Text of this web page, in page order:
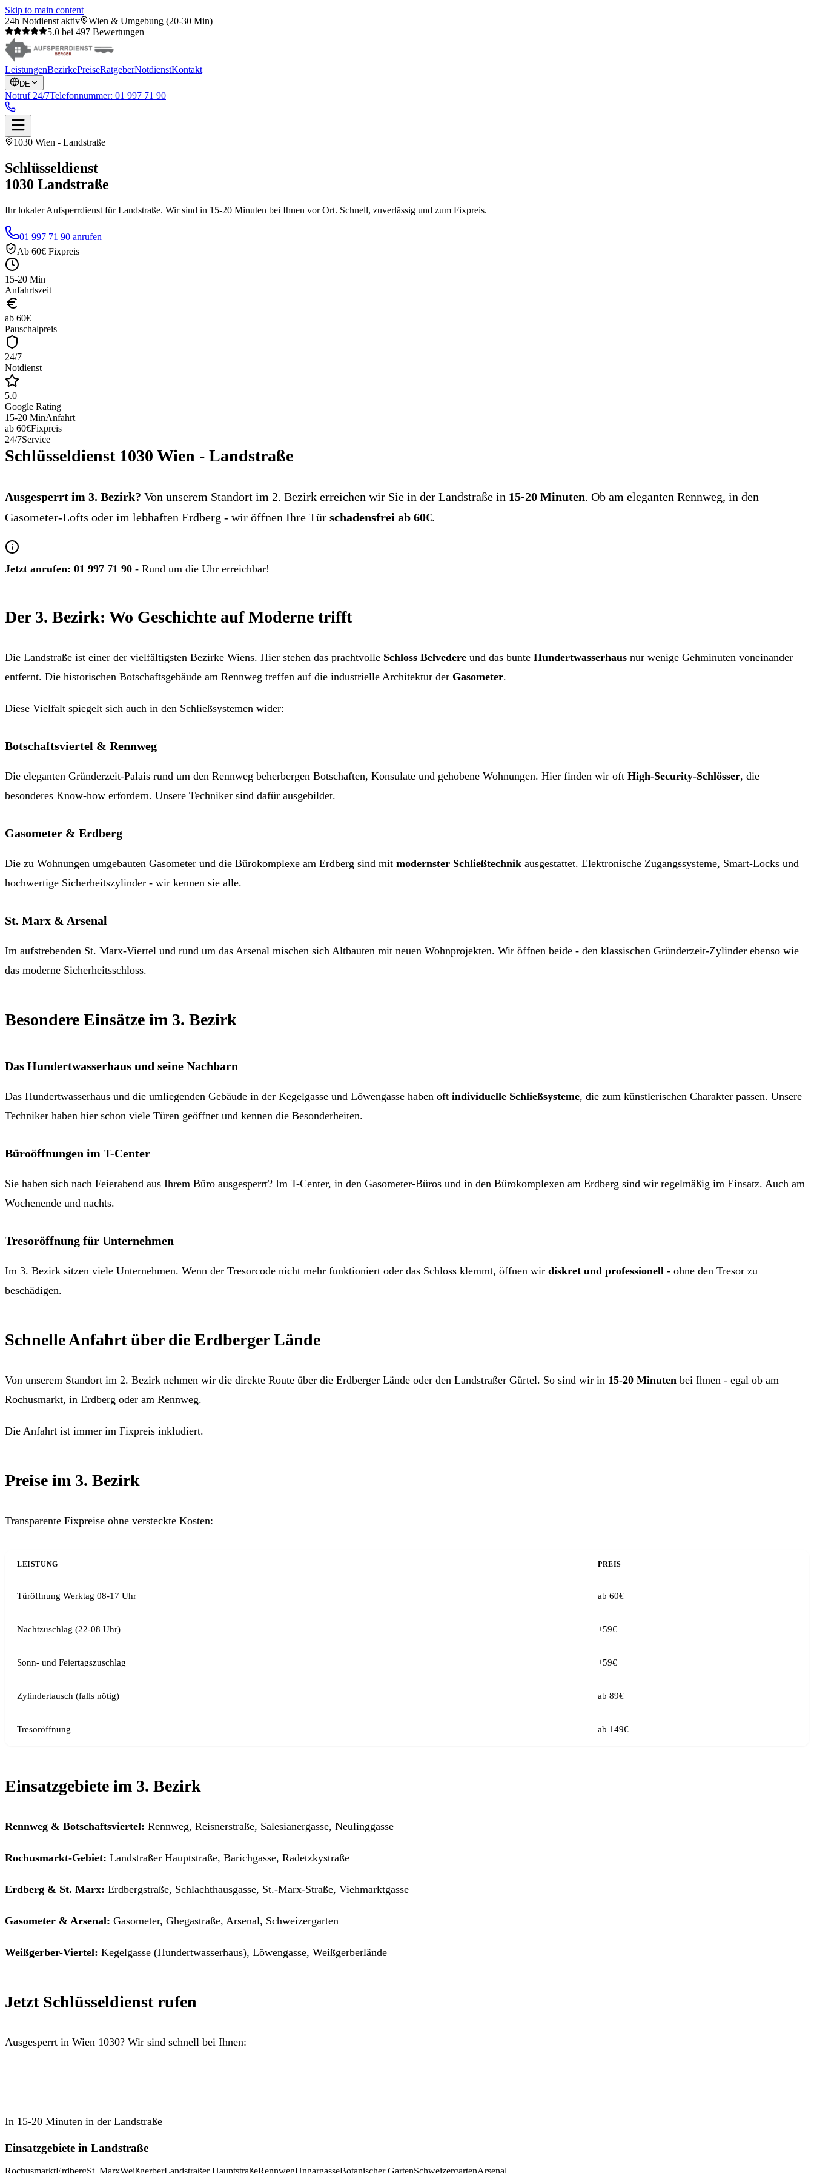
Skip to main content
24h Notdienst aktiv
Wien & Umgebung (20-30 Min)
5.0 bei 497 Bewertungen
LeistungenBezirkePreiseRatgeberNotdienstKontakt
DE
Notruf 24/7Telefonnummer: 01 997 71 90
1030 Wien - Landstraße
Schlüsseldienst
1030 Landstraße
Ihr lokaler Aufsperrdienst für Landstraße. Wir sind in 15-20 Minuten bei Ihnen vor Ort. Schnell, zuverlässig und zum Fixpreis.
01 997 71 90 anrufen
Ab 60€ Fixpreis
15-20 Min
Anfahrtszeit
ab 60€
Pauschalpreis
24/7
Notdienst
5.0
Google Rating
15-20 MinAnfahrt
ab 60€Fixpreis
24/7Service
Schlüsseldienst 1030 Wien - Landstraße
Ausgesperrt im 3. Bezirk? Von unserem Standort im 2. Bezirk erreichen wir Sie in der Landstraße in 15-20 Minuten. Ob am eleganten Rennweg, in den
Gasometer-Lofts oder im lebhaften Erdberg - wir öffnen Ihre Tür schadensfrei ab 60€.
Jetzt anrufen: 01 997 71 90 - Rund um die Uhr erreichbar!
Der 3. Bezirk: Wo Geschichte auf Moderne trifft
Die Landstraße ist einer der vielfältigsten Bezirke Wiens. Hier stehen das prachtvolle Schloss Belvedere und das bunte Hundertwasserhaus nur wenige Gehminuten voneinander
entfernt. Die historischen Botschaftsgebäude am Rennweg treffen auf die industrielle Architektur der Gasometer.
Diese Vielfalt spiegelt sich auch in den Schließsystemen wider:
Botschaftsviertel & Rennweg
Die eleganten Gründerzeit-Palais rund um den Rennweg beherbergen Botschaften, Konsulate und gehobene Wohnungen. Hier finden wir oft High-Security-Schlösser, die
besonderes Know-how erfordern. Unsere Techniker sind dafür ausgebildet.
Gasometer & Erdberg
Die zu Wohnungen umgebauten Gasometer und die Bürokomplexe am Erdberg sind mit modernster Schließtechnik ausgestattet. Elektronische Zugangssysteme, Smart-Locks und
hochwertige Sicherheitszylinder - wir kennen sie alle.
St. Marx & Arsenal
Im aufstrebenden St. Marx-Viertel und rund um das Arsenal mischen sich Altbauten mit neuen Wohnprojekten. Wir öffnen beide - den klassischen Gründerzeit-Zylinder ebenso wie
das moderne Sicherheitsschloss.
Besondere Einsätze im 3. Bezirk
Das Hundertwasserhaus und seine Nachbarn
Das Hundertwasserhaus und die umliegenden Gebäude in der Kegelgasse und Löwengasse haben oft individuelle Schließsysteme, die zum künstlerischen Charakter passen. Unsere
Techniker haben hier schon viele Türen geöffnet und kennen die Besonderheiten.
Büroöffnungen im T-Center
Sie haben sich nach Feierabend aus Ihrem Büro ausgesperrt? Im T-Center, in den Gasometer-Büros und in den Bürokomplexen am Erdberg sind wir regelmäßig im Einsatz. Auch am
Wochenende und nachts.
Tresoröffnung für Unternehmen
Im 3. Bezirk sitzen viele Unternehmen. Wenn der Tresorcode nicht mehr funktioniert oder das Schloss klemmt, öffnen wir diskret und professionell - ohne den Tresor zu
beschädigen.
Schnelle Anfahrt über die Erdberger Lände
Von unserem Standort im 2. Bezirk nehmen wir die direkte Route über die Erdberger Lände oder den Landstraßer Gürtel. So sind wir in 15-20 Minuten bei Ihnen - egal ob am
Rochusmarkt, in Erdberg oder am Rennweg.
Die Anfahrt ist immer im Fixpreis inkludiert.
Preise im 3. Bezirk
Transparente Fixpreise ohne versteckte Kosten:
LEISTUNG PREIS
Türöffnung Werktag 08-17 Uhr ab 60€
Nachtzuschlag (22-08 Uhr) +59€
Sonn- und Feiertagszuschlag +59€
Zylindertausch (falls nötig) ab 89€
Tresoröffnung ab 149€
Einsatzgebiete im 3. Bezirk
Rennweg & Botschaftsviertel: Rennweg, Reisnerstraße, Salesianergasse, Neulinggasse
Rochusmarkt-Gebiet: Landstraßer Hauptstraße, Barichgasse, Radetzkystraße
Erdberg & St. Marx: Erdbergstraße, Schlachthausgasse, St.-Marx-Straße, Viehmarktgasse
Gasometer & Arsenal: Gasometer, Ghegastraße, Arsenal, Schweizergarten
Weißgerber-Viertel: Kegelgasse (Hundertwasserhaus), Löwengasse, Weißgerberlände
Jetzt Schlüsseldienst rufen
Ausgesperrt in Wien 1030? Wir sind schnell bei Ihnen:
In 15-20 Minuten in der Landstraße
Einsatzgebiete in Landstraße